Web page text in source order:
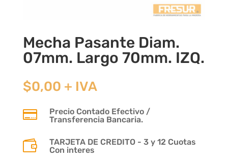
Mecha Pasante Diam.
07mm. Largo 70mm. IZQ.
$0,00 + IVA

Precio Contado Efectivo /
Transferencia Bancaria.

TARJETA DE CREDITO - 3 y 12 Cuotas
Con interes